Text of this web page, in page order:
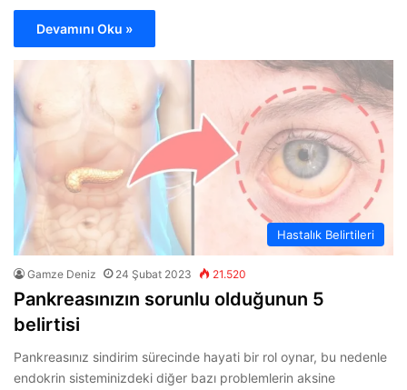
Devamını Oku »
Hastalık Belirtileri
Gamze Deniz 24 Şubat 2023 21.520
Pankreasınızın sorunlu olduğunun 5
belirtisi
Pankreasınız sindirim sürecinde hayati bir rol oynar, bu nedenle
endokrin sisteminizdeki diğer bazı problemlerin aksine